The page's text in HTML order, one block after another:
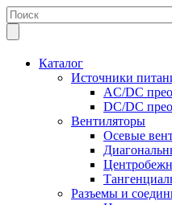
Каталог
Источники
AC/DC
DC/DC
Вентиляторы
Осевые
Разъемы и